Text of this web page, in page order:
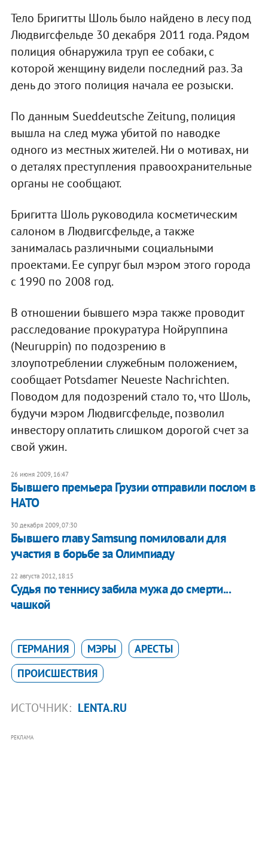
Тело Бригитты Шоль было найдено в лесу под
Людвигсфельде 30 декабря 2011 года. Рядом
полиция обнаружила труп ее собаки, с
которой женщину видели последний раз. За
день до этого полиция начала ее розыски.
По данным Sueddeutsche Zeitung, полиция
вышла на след мужа убитой по наводке
одного из местных жителей. Ни о мотивах, ни
о деталях преступления правоохранительные
органы не сообщают.
Бригитта Шоль руководила косметическим
салоном в Людвигсфельде, а также
занималась различными социальными
проектами. Ее супруг был мэром этого города
с 1990 по 2008 год.
В отношении бывшего мэра также проводит
расследование прокуратура Нойруппина
(Neuruppin) по подозрению в
злоупотреблении служебным положением,
сообщает Potsdamer Neueste Nachrichten.
Поводом для подозрений стало то, что Шоль,
будучи мэром Людвигсфельде, позволил
инвестору оплатить слишком дорогой счет за
свой ужин.
26 июня 2009, 16:47
Бывшего премьера Грузии отправили послом в
НАТО
30 декабря 2009, 07:30
Бывшего главу Samsung помиловали для
участия в борьбе за Олимпиаду
22 августа 2012, 18:15
Судья по теннису забила мужа до смерти...
чашкой
ГЕРМАНИЯ МЭРЫ
АРЕСТЫ
ПРОИСШЕСТВИЯ
ИСТОЧНИК: LENTA.RU
РЕКЛАМА